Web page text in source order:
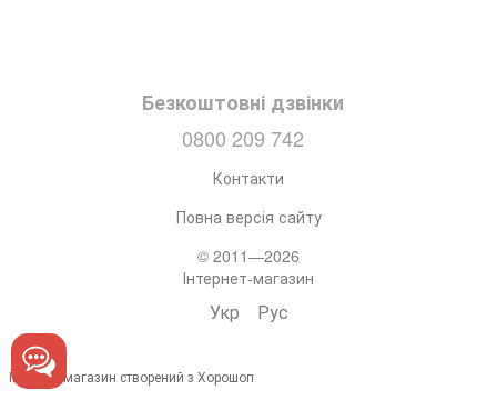
Безкоштовні дзвінки
0800 209 742
Контакти
Повна версія сайту
© 2011—2026
Інтернет-магазин
Укр Рус
Інтернет-магазин створений з Хорошоп